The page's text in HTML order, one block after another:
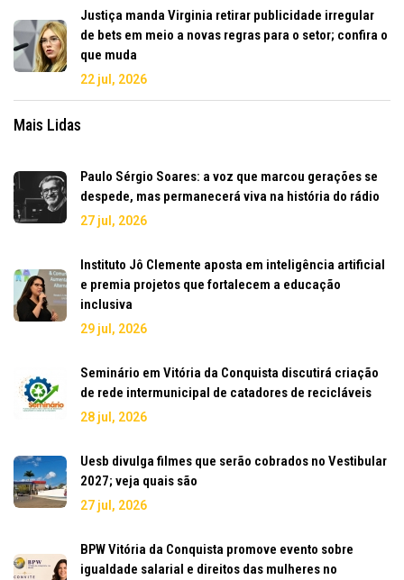
Justiça manda Virginia retirar publicidade irregular
de bets em meio a novas regras para o setor; confira o
que muda
22 jul, 2026
Mais Lidas
Paulo Sérgio Soares: a voz que marcou gerações se
despede, mas permanecerá viva na história do rádio
27 jul, 2026
Instituto Jô Clemente aposta em inteligência artificial
e premia projetos que fortalecem a educação
inclusiva
29 jul, 2026
Seminário em Vitória da Conquista discutirá criação
de rede intermunicipal de catadores de recicláveis
28 jul, 2026
Uesb divulga filmes que serão cobrados no Vestibular
2027; veja quais são
27 jul, 2026
BPW Vitória da Conquista promove evento sobre
igualdade salarial e direitos das mulheres no